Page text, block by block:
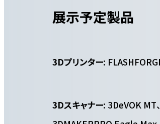
展示予定製品
3Dプリンター:
3Dスキャナー: 3DeVOK MT